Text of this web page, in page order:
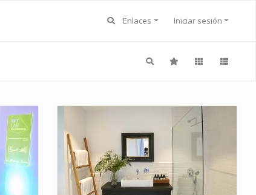
Enlaces Iniciar sesión